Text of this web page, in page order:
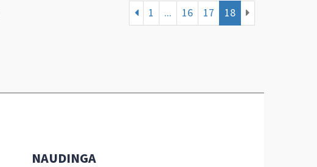
1 ... 16 17 18
NAUDINGA